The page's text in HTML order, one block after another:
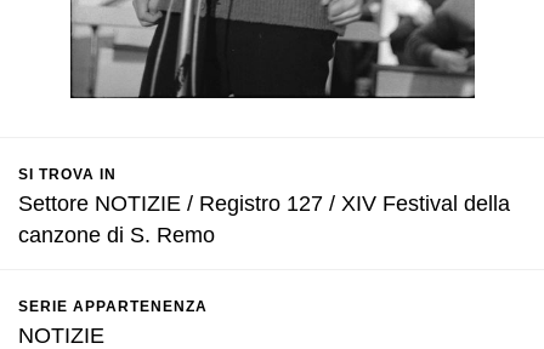
SI TROVA IN
Settore NOTIZIE / Registro 127 / XIV Festival della
canzone di S. Remo
SERIE APPARTENENZA
NOTIZIE